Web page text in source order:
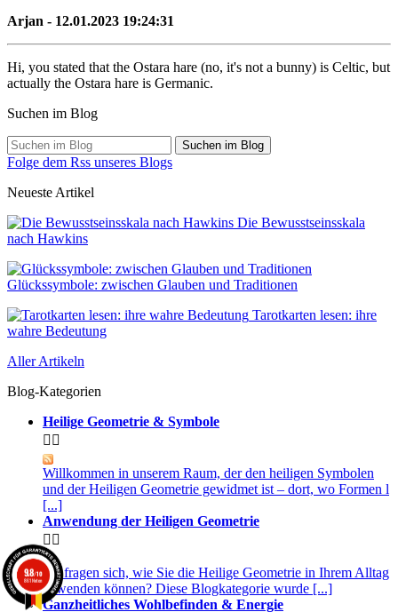
Arjan - 12.01.2023 19:24:31
Hi, you stated that the Ostara hare (no, it's not a bunny) is Celtic, but
actually the Ostara hare is Germanic.
Suchen im Blog
Suchen im Blog
Folge dem Rss unseres Blogs
Neueste Artikel
Die Bewusstseinsskala
nach Hawkins
Glückssymbole: zwischen Glauben und Traditionen
Tarotkarten lesen: ihre
wahre Bedeutung
Aller Artikeln
Blog-Kategorien
Heilige Geometrie & Symbole
 
Willkommen in unserem Raum, der den heiligen Symbolen
und der Heiligen Geometrie gewidmet ist – dort, wo Formen l
[...]
Anwendung der Heiligen Geometrie
 
Sie fragen sich, wie Sie die Heilige Geometrie in Ihrem Alltag
anwenden können? Diese Blogkategorie wurde [...]
Ganzheitliches Wohlbefinden & Energie
9.8/10
861 Noten